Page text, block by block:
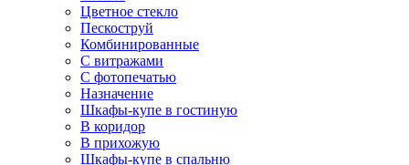
Цветное стекло
Пескоструй
Комбинированные
С витражами
С фотопечатью
Назначение
Шкафы-купе в гостиную
В коридор
В прихожую
Шкафы-купе в спальню